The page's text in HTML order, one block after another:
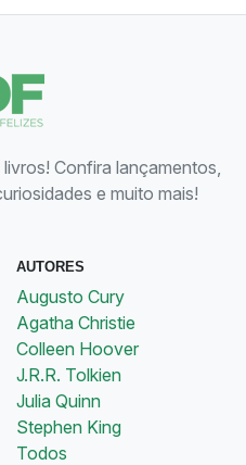
Confira lançamentos,
e muito mais!
AUTORES
Augusto Cury
Agatha Christie
Colleen Hoover
J.R.R. Tolkien
Julia Quinn
Stephen King
Todos